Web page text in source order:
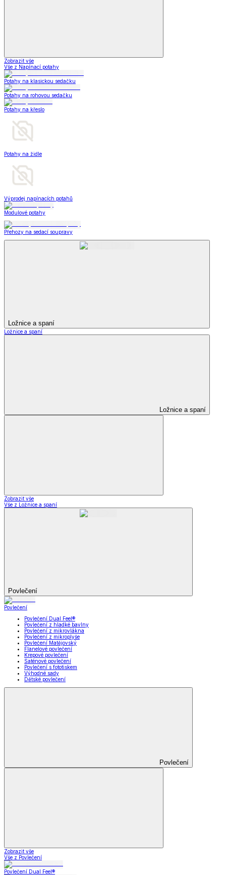
Zobrazit vše
Vše z Napínací potahy
Potahy na klasickou sedačku
Potahy na rohovou sedačku
Potahy na křeslo
Potahy na židle
Výprodej napínacích potahů
Modulové potahy
Přehozy na sedací soupravy
Ložnice a spaní
Ložnice a spaní
Ložnice a spaní
Zobrazit vše
Vše z Ložnice a spaní
Povlečení
Povlečení
Povlečení Dual Feel®
Povlečení z hladké bavlny
Povlečení z mikrovlákna
Povlečení z mikroplyše
Povlečení Matějovský
Flanelové povlečení
Krepové povlečení
Saténové povlečení
Povlečení s fototiskem
Výhodné sady
Dětské povlečení
Povlečení
Zobrazit vše
Vše z Povlečení
Povlečení Dual Feel®